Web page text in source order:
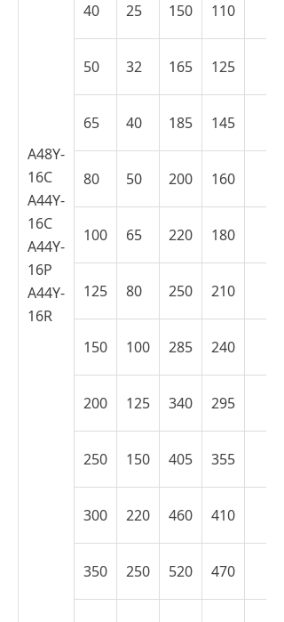
A48Y-
16C
A44Y-
16C
A44Y-
16P
A44Y-
16R
40 25 150 110
50 32 165 125
65 40 185 145
80 50 200 160
100 65 220 180
125 80 250 210
150 100 285 240
200 125 340 295
250 150 405 355
300 220 460 410
350 250 520 470